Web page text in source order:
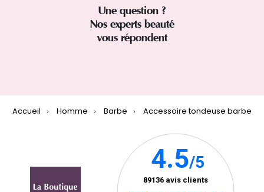
Une question ?
Nos experts beauté
vous répondent
Accueil Homme Barbe Accessoire tondeuse barbe